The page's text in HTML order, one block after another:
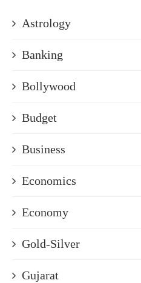
Astrology
Banking
Bollywood
Budget
Business
Economics
Economy
Gold-Silver
Gujarat